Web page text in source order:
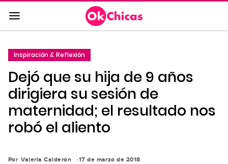
Saltar
al
contenido
la
navegación
principal
Inspiración & Reflexión
Dejó que su hija de 9 años
dirigiera su sesión de
maternidad; el resultado nos
robó el aliento
Por Valeria Calderón 17 de marzo de 2018